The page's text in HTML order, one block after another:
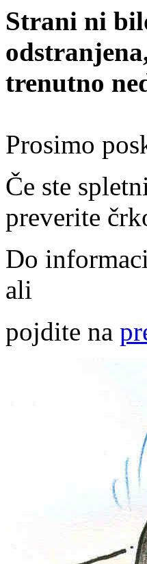
Strani ni
trenutno
Prosimo
Če ste
preverite
Do
ali
pojdite na